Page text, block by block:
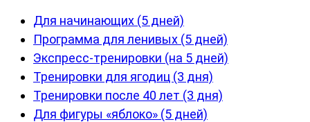
Для начинающих (5 дней)
Программа для ленивых (5 дней)
Экспресс-тренировки (на 5 дней)
Тренировки для ягодиц (3 дня)
Тренировки после 40 лет (3 дня)
Для фигуры «яблоко» (5 дней)